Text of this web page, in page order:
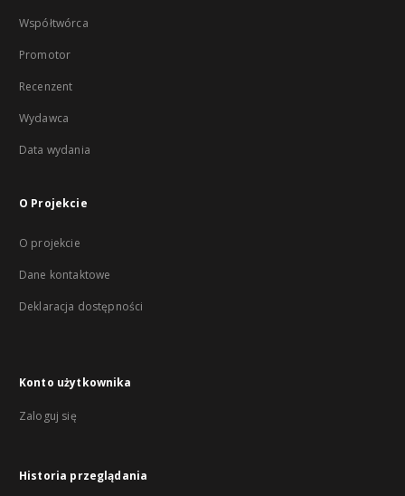
Współtwórca
Promotor
Recenzent
Wydawca
Data wydania
O Projekcie
O projekcie
Dane kontaktowe
Deklaracja dostępności
Konto użytkownika
Zaloguj się
Historia przeglądania